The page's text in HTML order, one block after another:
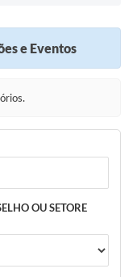
e Eventos
OU SETORE